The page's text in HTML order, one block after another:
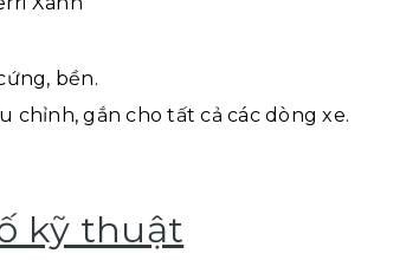
bền.
chỉnh, gắn cho tất cả các dòng xe.
kỹ thuật